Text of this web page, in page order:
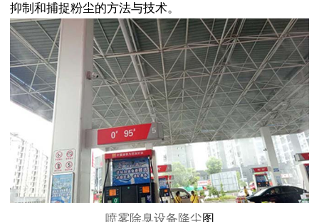
抑制和捕捉粉尘的方法与技术。
喷雾除臭设备降尘图